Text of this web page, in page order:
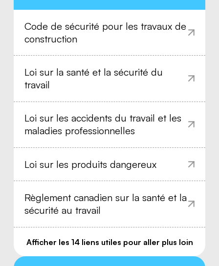
Code de sécurité pour les travaux de
construction
Loi sur la santé et la sécurité du
travail
Loi sur les accidents du travail et les
maladies professionnelles
Loi sur les produits dangereux
Règlement canadien sur la santé et la
sécurité au travail
Règlement sur l’information
concernant les produits dangereux
Afficher les 14liens utiles pour aller plus loin